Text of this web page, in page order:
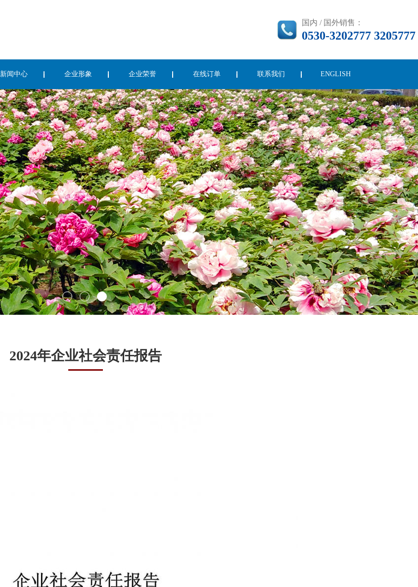
国内 / 国外销售：
0530-3202777 3205777
新闻中心 企业形象 企业荣誉 在线订单 联系我们 ENGLISH
2024年企业社会责任报告